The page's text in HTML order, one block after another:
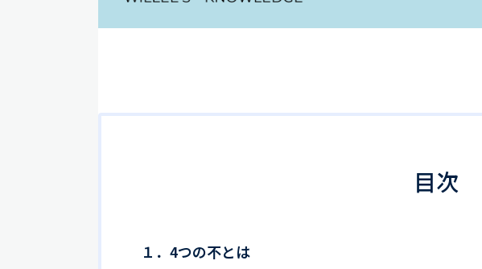
目次
１．4つの不とは